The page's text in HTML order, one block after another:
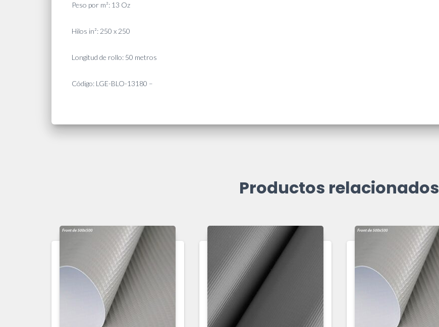
Peso por m²: 13 Oz
Hilos in²: 250 x 250
Longitud de rollo: 50 metros
Código: LGE-BLO-13180 –
Productos relacionados